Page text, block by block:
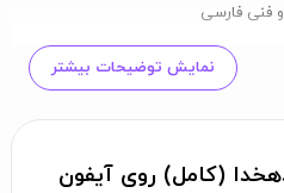
فنی فارسی
نسخهٔ چاپی کنونی لغت‌نامه ۶۷٬۲۶۵ صفحهٔ سه‌ستونیِ قطع
دوم از دورهٔ جدید که به صورت
به صورت رحلی چاپ شده،
نمایش توضیحات بیشتر
(کامل) روی آیفون